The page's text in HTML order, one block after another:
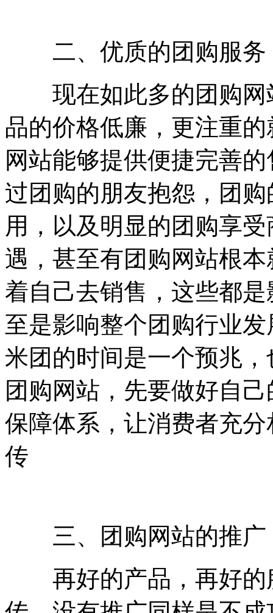
二、优质的团购服务
现在如此多的团购网
品的价格低廉，更注重
网站能够提供便捷完善
过团购的朋友抱怨，团
用，以及明显的团购享
遇，甚至有团购网站根
着自己去销售，这些都
至是影响整个团购行业
米团的时间是一个预兆
团购网站，先要做好自
保障体系，让消费者充
传
三、团购网站的推广
再好的产品，再好的